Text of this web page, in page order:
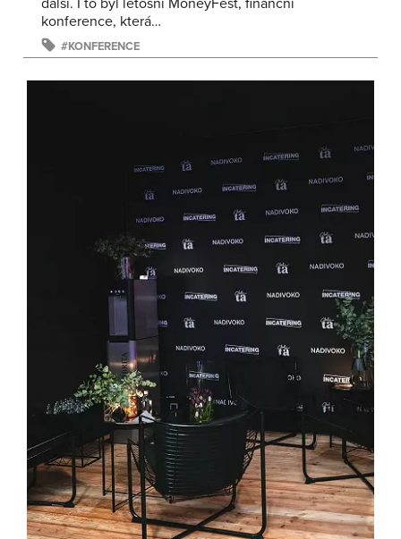
další. I to byl letošní MoneyFest, finanční
konference, která…
KONFERENCE